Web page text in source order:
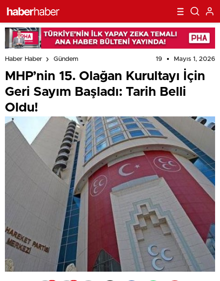
Haber Haber Gündem 19 Mayıs 1, 2026
MHP’nin 15. Olağan Kurultayı İçin
Geri Sayım Başladı: Tarih Belli
Oldu!